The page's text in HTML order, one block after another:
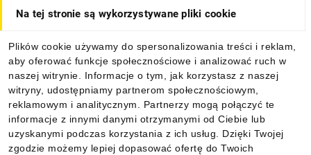
Na tej stronie są wykorzystywane pliki cookie
Plików cookie używamy do spersonalizowania treści i reklam,
aby oferować funkcje społecznościowe i analizować ruch w
naszej witrynie. Informacje o tym, jak korzystasz z naszej
witryny, udostępniamy partnerom społecznościowym,
reklamowym i analitycznym. Partnerzy mogą połączyć te
informacje z innymi danymi otrzymanymi od Ciebie lub
uzyskanymi podczas korzystania z ich usług. Dzięki Twojej
zgodzie możemy lepiej dopasować ofertę do Twoich
Informacje
Pobierz naszą aplikację mobilną: